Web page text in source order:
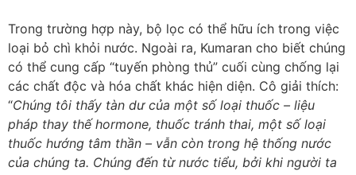
Trong trường hợp này, bộ lọc có thể hữu ích trong việc
loại bỏ chì khỏi nước. Ngoài ra, Kumaran cho biết chúng
có thể cung cấp “tuyến phòng thủ” cuối cùng chống lại
các chất độc và hóa chất khác hiện diện. Cô giải thích:
“Chúng tôi thấy tàn dư của một số loại thuốc – liệu
pháp thay thế hormone, thuốc tránh thai, một số loại
thuốc hướng tâm thần – vẫn còn trong hệ thống nước
của chúng ta. Chúng đến từ nước tiểu, bởi khi người ta